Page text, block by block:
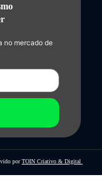
no mercado de
porTOIN Criativo & Digital